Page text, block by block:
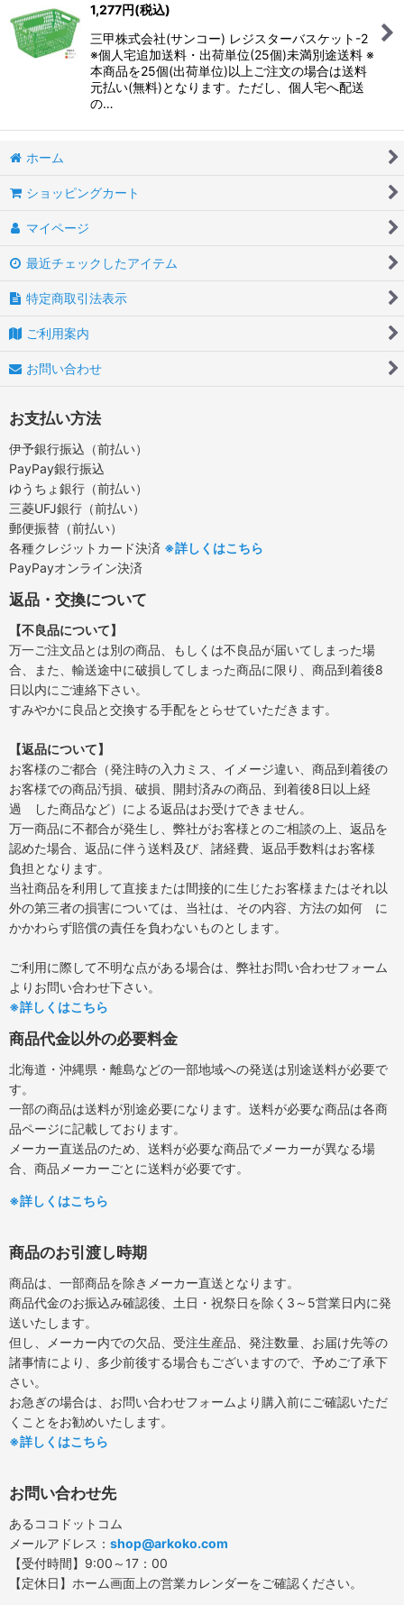
1,277円(税込)
三甲株式会社(サンコー) レジスターバスケット-2
※個人宅追加送料・出荷単位(25個)未満別途送料 ※
本商品を25個(出荷単位)以上ご注文の場合は送料
元払い(無料)となります。ただし、個人宅へ配送
の…
ホーム
ショッピングカート
マイページ
最近チェックしたアイテム
特定商取引法表示
ご利用案内
お問い合わせ
お支払い方法
伊予銀行振込（前払い）
PayPay銀行振込
ゆうちょ銀行（前払い）
三菱UFJ銀行（前払い）
郵便振替（前払い）
各種クレジットカード決済 ※詳しくはこちら
PayPayオンライン決済
返品・交換について
【不良品について】
万一ご注文品とは別の商品、もしくは不良品が届いてしまった場
合、また、輸送途中に破損してしまった商品に限り、商品到着後8
日以内にご連絡下さい。
すみやかに良品と交換する手配をとらせていただきます。
【返品について】
お客様のご都合（発注時の入力ミス、イメージ違い、商品到着後の
お客様での商品汚損、破損、開封済みの商品、到着後8日以上経
過 した商品など）による返品はお受けできません。
万一商品に不都合が発生し、弊社がお客様とのご相談の上、返品を
認めた場合、返品に伴う送料及び、諸経費、返品手数料はお客様
負担となります。
当社商品を利用して直接または間接的に生じたお客様またはそれ以
外の第三者の損害については、当社は、その内容、方法の如何 に
かかわらず賠償の責任を負わないものとします。
ご利用に際して不明な点がある場合は、弊社お問い合わせフォーム
よりお問い合わせ下さい。
※詳しくはこちら
商品代金以外の必要料金
北海道・沖縄県・離島などの一部地域への発送は別途送料が必要で
す。
一部の商品は送料が別途必要になります。送料が必要な商品は各商
品ページに記載しております。
メーカー直送品のため、送料が必要な商品でメーカーが異なる場
合、商品メーカーごとに送料が必要です。
※詳しくはこちら
商品のお引渡し時期
商品は、一部商品を除きメーカー直送となります。
商品代金のお振込み確認後、土日・祝祭日を除く3～5営業日内に発
送いたします。
但し、メーカー内での欠品、受注生産品、発注数量、お届け先等の
諸事情により、多少前後する場合もございますので、予めご了承下
さい。
お急ぎの場合は、お問い合わせフォームより購入前にご確認いただ
くことをお勧めいたします。
※詳しくはこちら
お問い合わせ先
あるココドットコム
メールアドレス： shop@arkoko.com
【受付時間】9:00～17：00
【定休日】ホーム画面上の営業カレンダーをご確認ください。